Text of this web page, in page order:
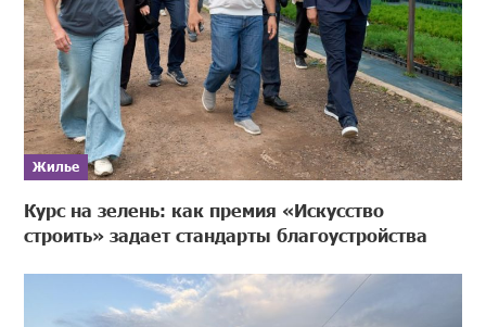
Жилье
Курс на зелень: как премия «Искусство
строить» задает стандарты благоустройства